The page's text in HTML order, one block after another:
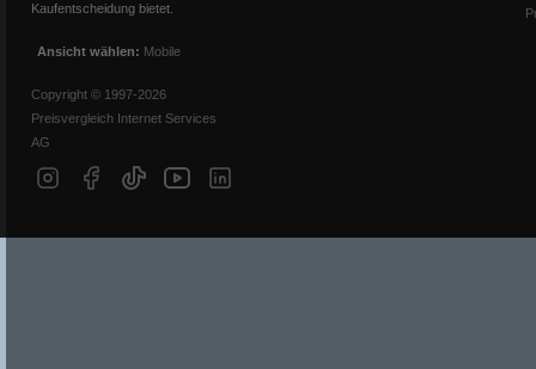
Kaufentscheidung bietet.
Ansicht wählen: Mobile
Copyright © 1997-2026
Preisvergleich Internet Services
AG